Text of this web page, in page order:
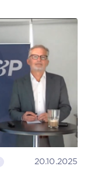
20.10.2025